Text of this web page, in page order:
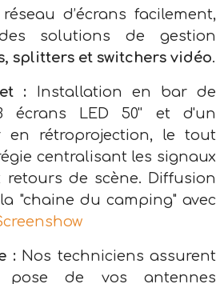
d’écrans facilement,
solutions de gestion
splitters et switchers vidéo.
: Installation en bar de
écrans LED 50'' et d'un
en rétroprojection, le tout
centralisant les signaux
retours de scène. Diffusion
"chaine du camping" avec
:Nos techniciens assurent
pose de vos antennes